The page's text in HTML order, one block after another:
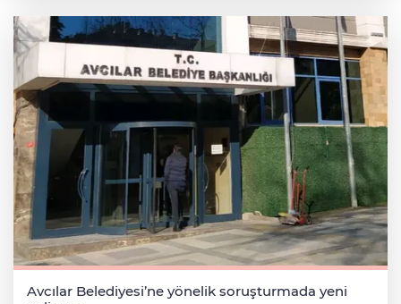
Avcılar Belediyesi’ne yönelik soruşturmada yeni